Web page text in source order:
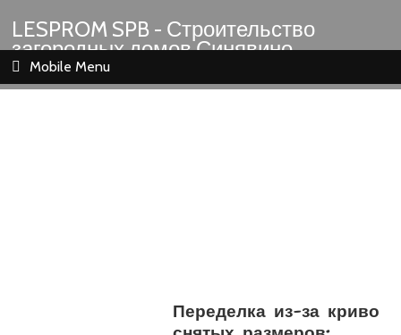
LESPROM SPB - Строительство
загородных домов Синявино
Шлиссельбург Кировск Назия
Mobile Menu
Переделка из-за криво